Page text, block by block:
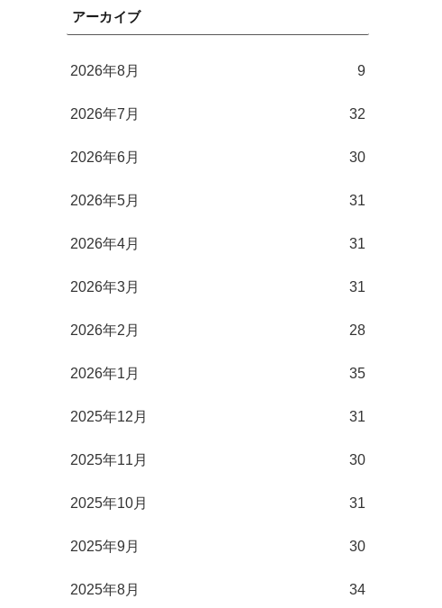
アーカイブ
2026年8月 9
2026年7月 32
2026年6月 30
2026年5月 31
2026年4月 31
2026年3月 31
2026年2月 28
2026年1月 35
2025年12月 31
2025年11月 30
2025年10月 31
2025年9月 30
2025年8月 34